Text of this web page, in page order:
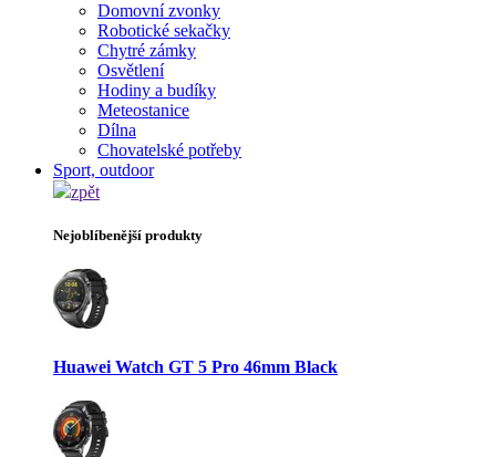
Domovní zvonky
Robotické sekačky
Chytré zámky
Osvětlení
Hodiny a budíky
Meteostanice
Dílna
Chovatelské potřeby
Sport, outdoor
zpět
Nejoblíbenější produkty
Huawei Watch GT 5 Pro 46mm Black